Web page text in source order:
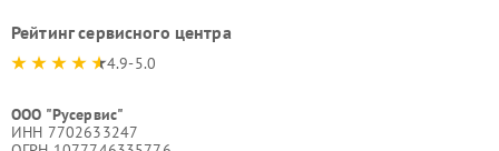
Рейтинг сервисного центра
4.9-5.0
ООО "Русервис"
ИНН 7702633247